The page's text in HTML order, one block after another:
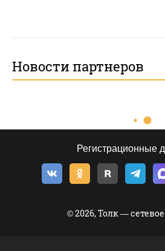
Новости партнеров
Регистрационные
© 2026, Толк —